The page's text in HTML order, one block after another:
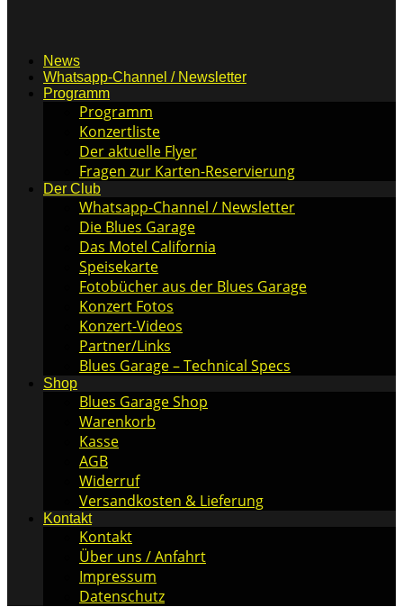
News
Whatsapp-Channel / Newsletter
Programm
Programm
Konzertliste
Der aktuelle Flyer
Fragen zur Karten-Reservierung
Der Club
Whatsapp-Channel / Newsletter
Die Blues Garage
Das Motel California
Speisekarte
Fotobücher aus der Blues Garage
Konzert Fotos
Konzert-Videos
Partner/Links
Blues Garage – Technical Specs
Shop
Blues Garage Shop
Warenkorb
Kasse
AGB
Widerruf
Versandkosten & Lieferung
Kontakt
Kontakt
Über uns / Anfahrt
Impressum
Datenschutz